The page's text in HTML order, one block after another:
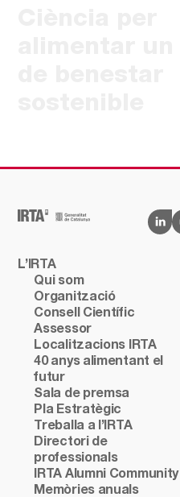
L’IRTA
Qui som
Organització
Consell Científic
Assessor
Localitzacions IRTA
40 anys alimentant el
futur
Sala de premsa
Pla Estratègic
Treballa a l’IRTA
Directori de
professionals
IRTA Alumni Community
Memòries anuals